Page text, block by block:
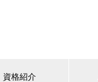
資格紹介